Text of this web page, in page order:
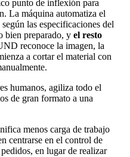
punto de inflexión para
La máquina automatiza el
las especificaciones del
bien preparado, y el resto
reconoce la imagen, la
a cortar el material con
humanos, agiliza todo el
de gran formato a una
menos carga de trabajo
centrarse en el control de
en lugar de realizar